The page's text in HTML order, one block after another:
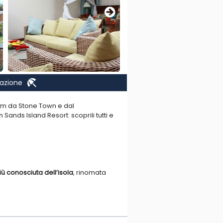
beach_access
da Stone Town e dal
Island Resort: scoprili tutti e
conosciuta dell’isola, rinomata